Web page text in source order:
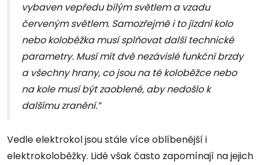
vybaven vepředu bílým světlem a vzadu
červeným světlem. Samozřejmě i to jízdní kolo
nebo koloběžka musí splňovat další technické
parametry. Musí mít dvě nezávislé funkční brzdy
a všechny hrany, co jsou na té koloběžce nebo
na kole musí být zaoblené, aby nedošlo k
dalšímu zranění.”
Vedle elektrokol jsou stále více oblíbenější i
elektrokoloběžky. Lidé však často zapomínají na jejich